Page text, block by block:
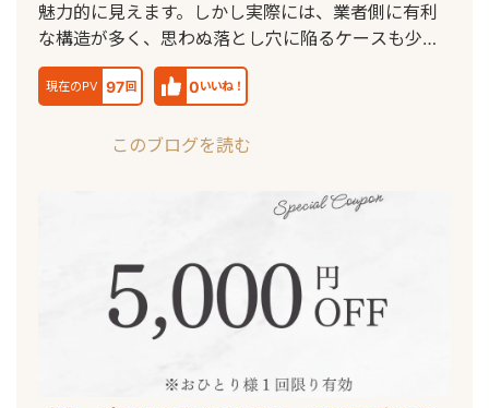
現在のPV 97 回 0いいね！
魅力的に見えます。しかし実際には、業者側に有利
な構造が多く、思わぬ落とし穴に陥るケースも少な
く
このブログを読む